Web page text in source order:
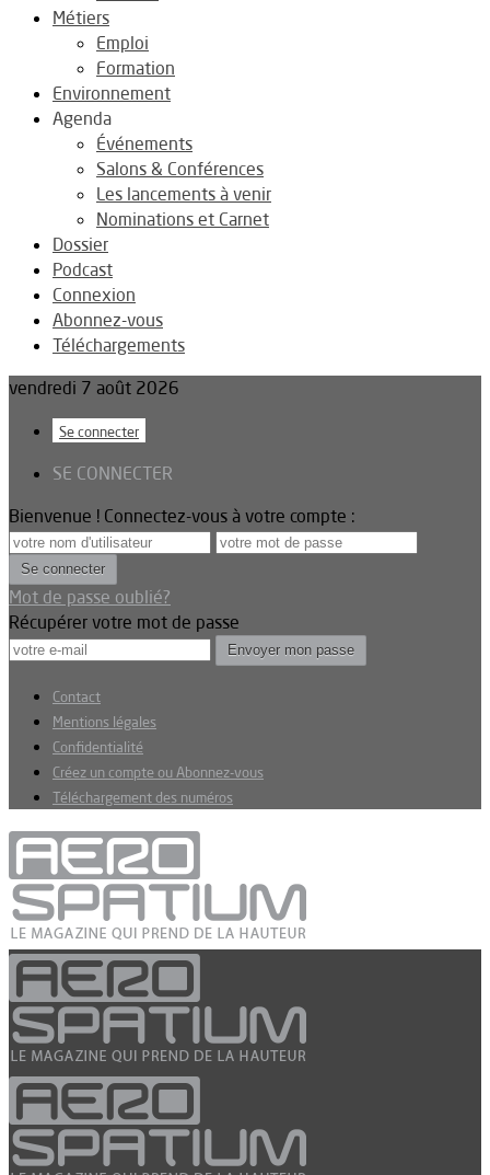
Métiers
Emploi
Formation
Environnement
Agenda
Événements
Salons & Conférences
Les lancements à venir
Nominations et Carnet
Dossier
Podcast
Connexion
Abonnez-vous
Téléchargements
vendredi 7 août 2026
Se connecter
SE CONNECTER
Bienvenue ! Connectez-vous à votre compte :
Mot de passe oublié?
Récupérer votre mot de passe
Contact
Mentions légales
Confidentialité
Créez un compte ou Abonnez-vous
Téléchargement des numéros